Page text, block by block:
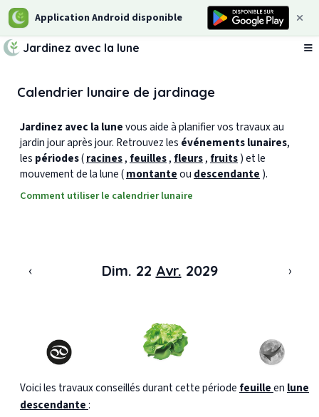
Application Android disponible
Jardinez avec la lune
Calendrier lunaire de jardinage
Jardinez avec la lunevous aide à planifier vos travaux au
jardin jour après jour. Retrouvez les événements lunaires,
les périodes(racines, feuilles, fleurs, fruits) et le
mouvement de la lune (montanteou descendante ).
Comment utiliser le calendrier lunaire
‹ Dim. 22 Avr. 2029 ›
Voici les travaux conseillés durant cette période feuilleen lune
descendante: